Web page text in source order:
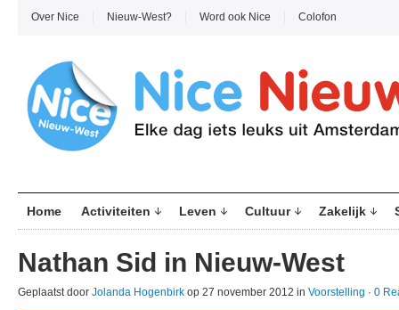
Over Nice Nieuw-West? Word ook Nice Colofon
Home Activiteiten Leven Cultuur Zakelijk
Nathan Sid in Nieuw-West
Geplaatst door Jolanda Hogenbirk op 27 november 2012 in Voorstelling · 0